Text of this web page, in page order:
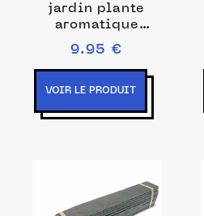
jardin plante
aromatique
Vintage
9.95 €
VOIR LE PRODUIT